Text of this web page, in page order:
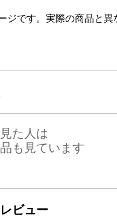
ジです。実際の商品と異
た人は
も見ています
ビュー